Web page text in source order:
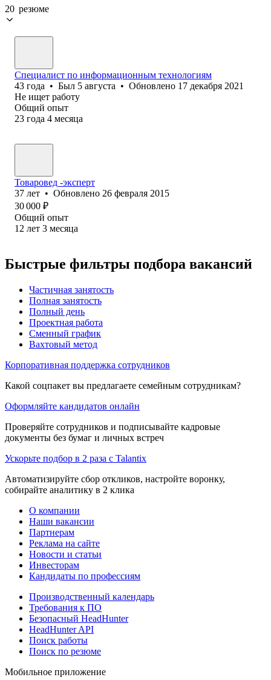
20 резюме
Специалист по информационным технологиям
43 года • Был 5 августа • Обновлено 17 декабря 2021
Не ищет работу
Общий опыт
23 года 4 месяца
Товаровед -эксперт
37 лет • Обновлено 26 февраля 2015
30 000 ₽
Общий опыт
12 лет 3 месяца
Быстрые фильтры подбора вакансий
Частичная занятость
Полная занятость
Полный день
Проектная работа
Сменный график
Вахтовый метод
Корпоративная поддержка сотрудников
Какой соцпакет вы предлагаете семейным сотрудникам?
Оформляйте кандидатов онлайн
Проверяйте сотрудников и подписывайте кадровые
документы без бумаг и личных встреч
Ускорьте подбор в 2 раза с Talantix
Автоматизируйте сбор откликов, настройте воронку,
собирайте аналитику в 2 клика
О компании
Наши вакансии
Партнерам
Реклама на сайте
Новости и статьи
Инвесторам
Кандидаты по профессиям
Производственный календарь
Требования к ПО
Безопасный HeadHunter
HeadHunter API
Поиск работы
Поиск по резюме
Мобильное приложение